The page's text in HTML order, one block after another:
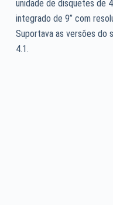
unidade de disquetes de
integrado de 9” com
Suportava as versões do
4.1.